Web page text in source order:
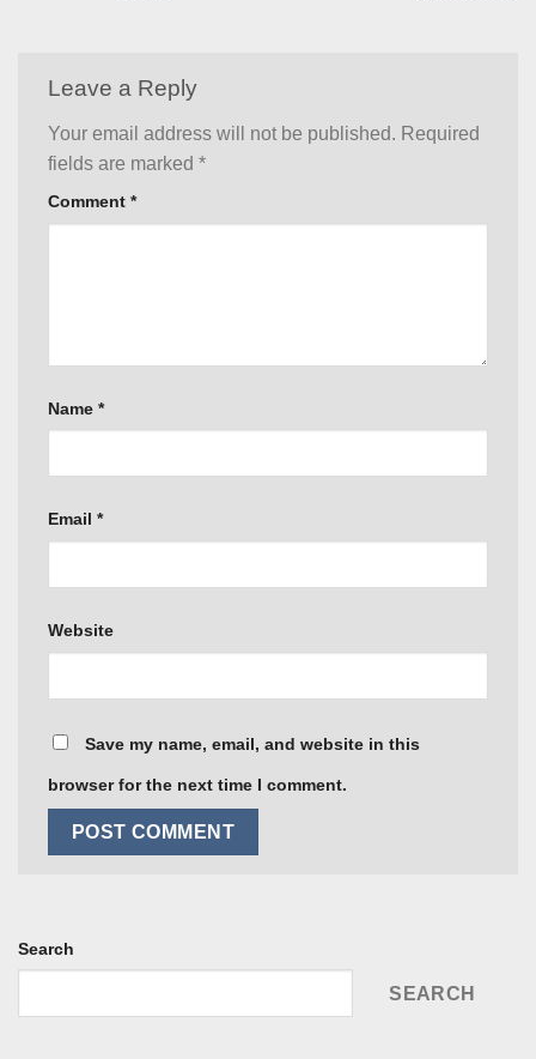
Leave a Reply
Your email address will not be published. Required
fields are marked *
Comment *
Name *
Email *
Website
Save my name, email, and website in this
browser for the next time I comment.
Search
SEARCH